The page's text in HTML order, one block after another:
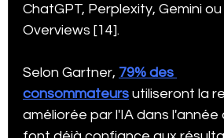
ChatGPT, Perplexity, Gemini
Overviews [14].
Selon Gartner, 79% des
consommateurs utiliseront la
améliorée par l'IA dans l'année